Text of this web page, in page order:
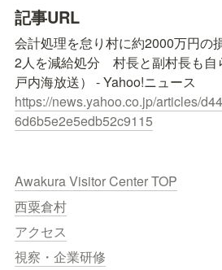
記事URL
会計処理を怠り村に約2000万円の
2人を減給処分　村長と副村長も
https://news.yahoo.co.jp/articles/
6d6b5e2e5edb52c9115
Awakura Visitor Center TOP
西粟倉村
アクセス
視察・企業研修